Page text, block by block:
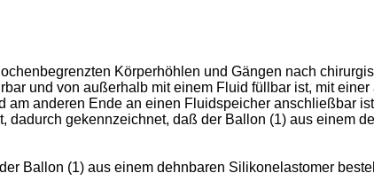
Körperhöhlen und Gängen nach
und von außerhalb mit einem Fluid füllbar ist, mit
anderen Ende an einen Fluidspeicher anschließbar
gekennzeichnet, daß der Ballon (1) aus einem
Ballon (1) aus einem dehnbaren Silikonelastomer